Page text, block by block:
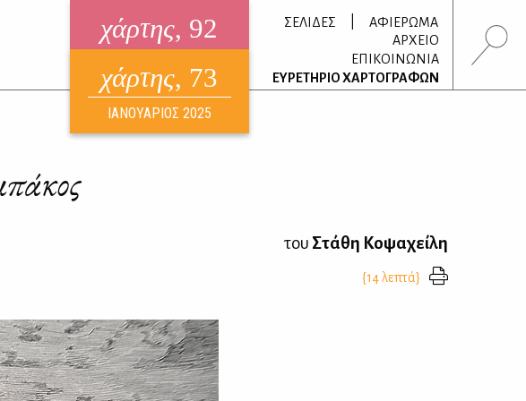
χάρτης, 92
ηλεκτρονικό περιοδικό
ΑΥΓΟΥΣΤΟΣ 2026
χάρτης, 73
ΙΑΝΟΥΑΡΙΟΣ 2025
ΣΕΛΙΔΕΣ
ΑΦΙΕΡΩΜΑ
ΑΡΧΕΙΟ
ΕΠΙΚΟΙΝΩΝΙΑ
ΕΥΡΕΤΗΡΙΟ ΧΑΡΤΟΓΡΑΦΩΝ
του Στάθη Κοψαχείλη
{14 λεπτά}